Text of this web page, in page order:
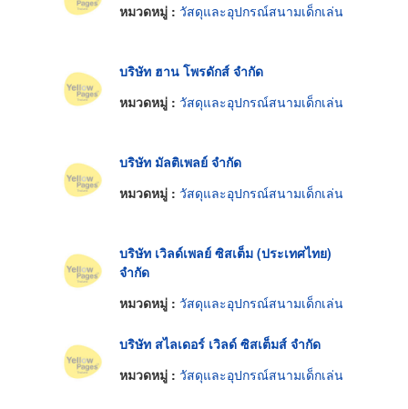
หมวดหมู่ : วัสดุและอุปกรณ์สนามเด็กเล่น
บริษัท ฮาน โพรดักส์ จำกัด
หมวดหมู่ : วัสดุและอุปกรณ์สนามเด็กเล่น
บริษัท มัลติเพลย์ จำกัด
หมวดหมู่ : วัสดุและอุปกรณ์สนามเด็กเล่น
บริษัท เวิลด์เพลย์ ซิสเต็ม (ประเทศไทย)
จำกัด
หมวดหมู่ : วัสดุและอุปกรณ์สนามเด็กเล่น
บริษัท สไลเดอร์ เวิลด์ ซิสเต็มส์ จำกัด
หมวดหมู่ : วัสดุและอุปกรณ์สนามเด็กเล่น